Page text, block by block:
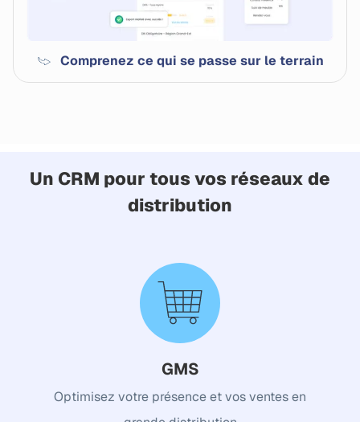
Comprenez ce qui se passe sur le terrain
Un CRM pour tous vos réseaux de
distribution
GMS
Optimisez votre présence et vos ventes en